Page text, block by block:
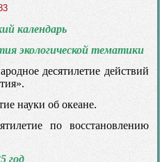
календарь
экологической тематики
десятилетие действий
науки об океане.
по восстановлению
год